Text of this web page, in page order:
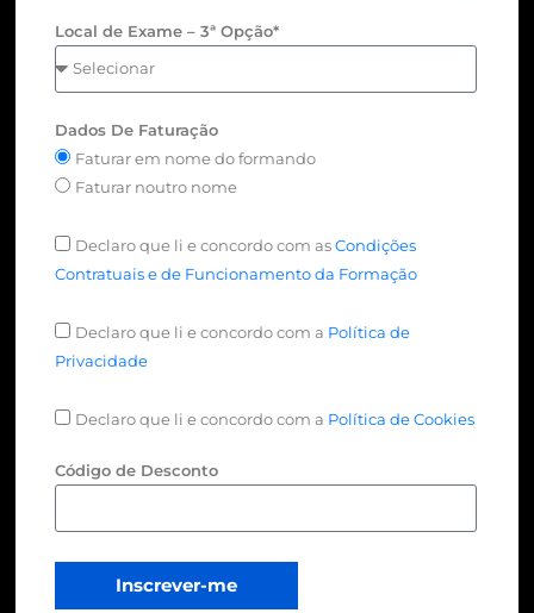
Local de Exame – 3ª Opção*
Dados De Faturação
Faturar em nome do formando
Faturar noutro nome
Declaro que li e concordo com asCondições
Contratuais e de Funcionamento da Formação
Declaro que li e concordo com a Política de
Privacidade
Declaro que li e concordo com a Política de Cookies
Código de Desconto
Inscrever-me